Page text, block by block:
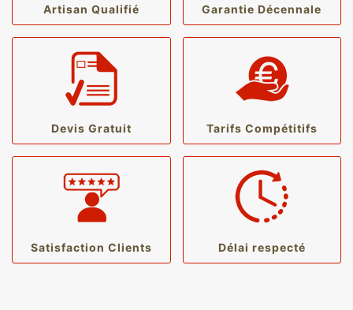
Artisan Qualifié Garantie Décennale
Devis Gratuit Tarifs Compétitifs
Satisfaction Clients Délai respecté